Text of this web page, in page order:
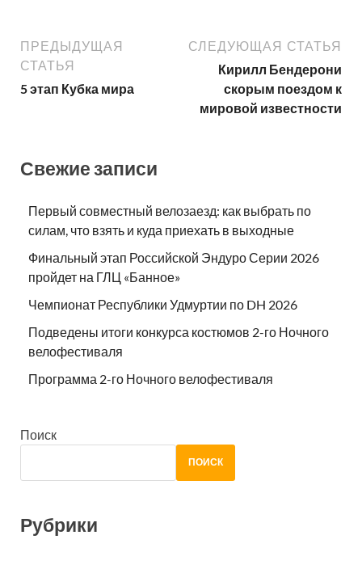
ПРЕДЫДУЩАЯ
СТАТЬЯ
5 этап Кубка мира
СЛЕДУЮЩАЯ СТАТЬЯ
Кирилл Бендерони
скорым поездом к
мировой известности
Свежие записи
Первый совместный велозаезд: как выбрать по
силам, что взять и куда приехать в выходные
Финальный этап Российской Эндуро Серии 2026
пройдет на ГЛЦ «Банное»
Чемпионат Республики Удмуртии по DH 2026
Подведены итоги конкурса костюмов 2-го Ночного
велофестиваля
Программа 2-го Ночного велофестиваля
Поиск
ПОИСК
Рубрики